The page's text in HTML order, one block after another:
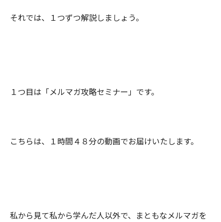
それでは、１つずつ解説しましょう。
１つ目は「メルマガ攻略セミナー」です。
こちらは、１時間４８分の動画でお届けいたします。
私から見て私から学んだ人以外で、まともなメルマガを